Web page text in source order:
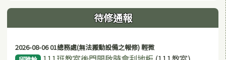
待修通報
2026-08-06 01總務處(無法搬動設備之報修) 輕微